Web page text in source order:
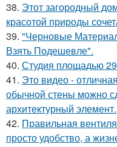
38. Этот загородный
красотой природы
39. "Черновые
Взять Подешевле".
40. Студия площадью
41. Это видео -
обычной стены можно
архитектурный элемент.
42. Правильная
просто удобство, а